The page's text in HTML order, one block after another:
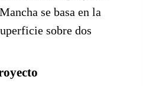
se basa en la
sobre dos